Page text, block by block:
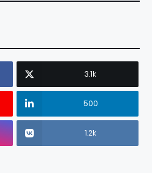
3.1k
500
1.2k